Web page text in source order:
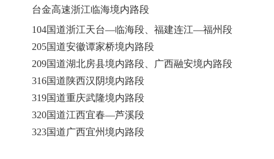
台金高速浙江临海境内路段
104国道浙江天台—临海段、福建连江—福州段
205国道安徽谭家桥境内路段
209国道湖北房县境内路段、广西融安境内路段
316国道陕西汉阴境内路段
319国道重庆武隆境内路段
320国道江西宜春—芦溪段
323国道广西宜州境内路段